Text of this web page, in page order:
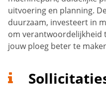
uitvoering en planning.
duurzaam, investeert in
om verantwoordelijkheid
jouw ploeg beter te